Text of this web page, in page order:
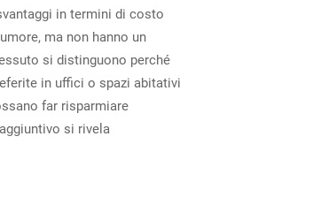
in termini di costo
ma non hanno un
si distinguono perché
in uffici o spazi abitativi
far risparmiare
si rivela